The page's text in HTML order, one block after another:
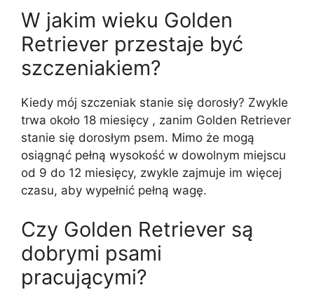
W jakim wieku Golden
Retriever przestaje być
szczeniakiem?
Kiedy mój szczeniak stanie się dorosły? Zwykle
trwa około 18 miesięcy , zanim Golden Retriever
stanie się dorosłym psem. Mimo że mogą
osiągnąć pełną wysokość w dowolnym miejscu
od 9 do 12 miesięcy, zwykle zajmuje im więcej
czasu, aby wypełnić pełną wagę.
Czy Golden Retriever są
dobrymi psami
pracującymi?